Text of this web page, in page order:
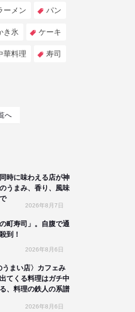
ーメン パン
き氷 ケーキ
華料理 寿司
へ
時に味わえる店が神
うまみ、香り、風味
2026年8月7日
町寿司」。自腹で通
到！
2026年8月6日
うまい店〉カフェみ
てくる料理はガチ中
、料理の鉄人の系譜
2026年8月6日